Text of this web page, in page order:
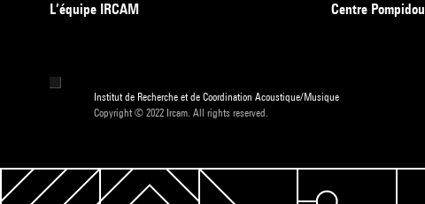
L’équipe IRCAM
Centre Pompidou
Institut de Recherche et de Coordination Acoustique/Musique
Copyright © 2022 Ircam. All rights reserved.